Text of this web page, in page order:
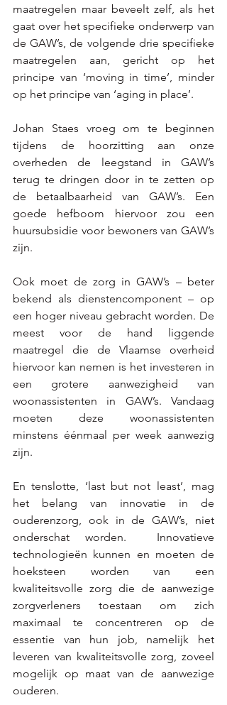
maatregelen maar beveelt zelf, als het
gaat over het specifieke onderwerp van
de GAW’s, de volgende drie specifieke
maatregelen aan, gericht op het
principe van ‘moving in time’, minder
op het principe van ‘aging in place’.
Johan Staes vroeg om te beginnen
tijdens de hoorzitting aan onze
overheden de leegstand in GAW’s
terug te dringen door in te zetten op
de betaalbaarheid van GAW’s. Een
goede hefboom hiervoor zou een
huursubsidie voor bewoners van GAW’s
zijn.
Ook moet de zorg in GAW’s – beter
bekend als dienstencomponent – op
een hoger niveau gebracht worden. De
meest voor de hand liggende
maatregel die de Vlaamse overheid
hiervoor kan nemen is het investeren in
een grotere aanwezigheid van
woonassistenten in GAW’s. Vandaag
moeten deze woonassistenten
minstens éénmaal per week aanwezig
zijn.
En tenslotte, ‘last but not least’, mag
het belang van innovatie in de
ouderenzorg, ook in de GAW’s, niet
onderschat worden.  Innovatieve
technologieën kunnen en moeten de
hoeksteen worden van een
kwaliteitsvolle zorg die de aanwezige
zorgverleners toestaan om zich
maximaal te concentreren op de
essentie van hun job, namelijk het
leveren van kwaliteitsvolle zorg, zoveel
mogelijk op maat van de aanwezige
ouderen.